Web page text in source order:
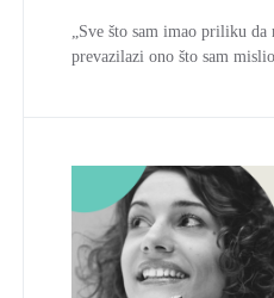
„Sve što sam imao priliku
prevazilazi ono što sam